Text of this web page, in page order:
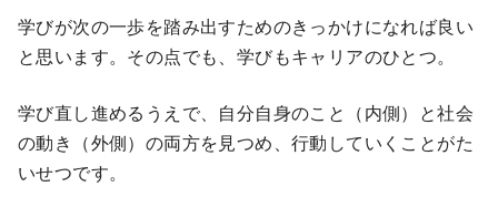
学びが次の一歩を踏み出すためのきっかけになれば良い
と思います。その点でも、学びもキャリアのひとつ。
学び直し進めるうえで、自分自身のこと（内側）と社会
の動き（外側）の両方を見つめ、行動していくことがた
いせつです。